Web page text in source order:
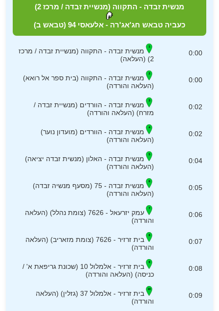
מנשית זבדה - התקווה (מנשיית זבדה / מרכז 2)
כעביה טבאש חג'אג'רה - אלעאסי 94 (טבאש ב)
0:00
מנשית זבדה - התקווה (מנשיית זבדה / מרכז
2) (העלאה)
0:00
מנשית זבדה - התקווה (בית ספר אל רואא)
(העלאה והורדה)
0:02
מנשית זבדה - הוורדים (מנשיית זבדה /
מזרח) (העלאה והורדה)
0:02
מנשית זבדה - הוורדים (מועדון נוער)
(העלאה והורדה)
0:04
מנשית זבדה - האלון (מנשית זבדה יציאה)
(העלאה והורדה)
0:05
מנשית זבדה - 75 (מסעף מנשיה זבדה)
(העלאה והורדה)
0:06
עמק יזרעאל - 7626 (צומת נהלל) (העלאה
והורדה)
0:07
בית זרזיר - 7626 (צומת מזאריב) (העלאה
והורדה)
0:08
בית זרזיר - אלמלול 10 (שכונת גריפאת א' /
כניסה) (העלאה והורדה)
0:09
בית זרזיר - אלמלול 37 (גזלין) (העלאה
והורדה)